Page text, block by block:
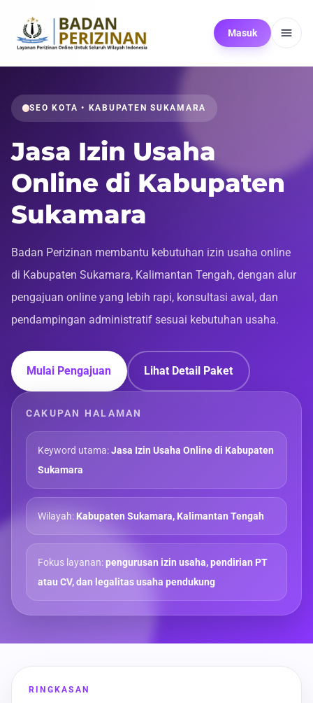
Masuk
SEO KOTA • KABUPATEN SUKAMARA
Jasa Izin Usaha
Online di Kabupaten
Sukamara
Badan Perizinan membantu kebutuhan izin usaha online
di Kabupaten Sukamara, Kalimantan Tengah, dengan alur
pengajuan online yang lebih rapi, konsultasi awal, dan
pendampingan administratif sesuai kebutuhan usaha.
Mulai Pengajuan Lihat Detail Paket
CAKUPAN HALAMAN
Keyword utama:Jasa Izin Usaha Online di Kabupaten
Sukamara
Wilayah:Kabupaten Sukamara, Kalimantan Tengah
Fokus layanan:pengurusan izin usaha, pendirian PT
atau CV, dan legalitas usaha pendukung
RINGKASAN